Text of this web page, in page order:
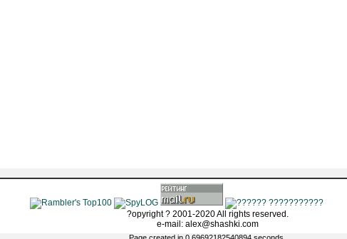
?opyright ? 2001-2020 All rights reserved.
e-mail: alex@shashki.com